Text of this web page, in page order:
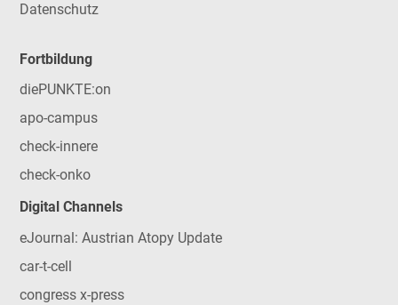
Datenschutz
Fortbildung
diePUNKTE:on
apo-campus
check-innere
check-onko
Digital Channels
eJournal: Austrian Atopy Update
car-t-cell
congress x-press